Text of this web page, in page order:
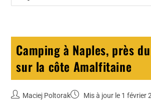
Camping à Naples, près
sur la côte Amalfitaine
Maciej Poltorak Mis à jour le 1 février